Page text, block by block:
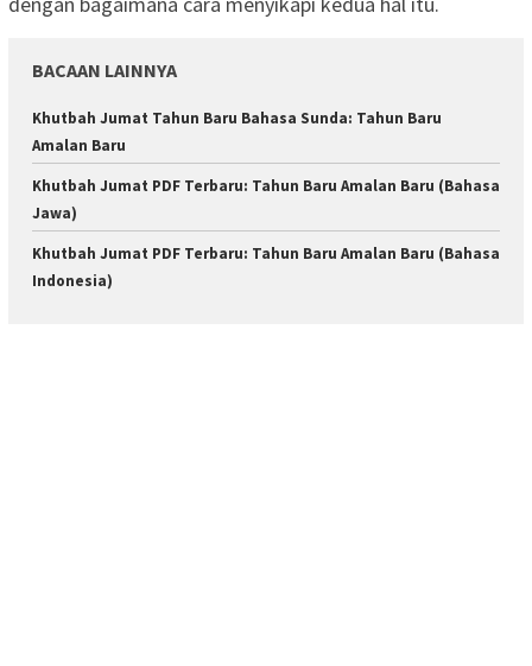
BACAAN LAINNYA
Khutbah Jumat Tahun Baru Bahasa Sunda: Tahun Baru
Amalan Baru
Khutbah Jumat PDF Terbaru: Tahun Baru Amalan Baru (Bahasa
Jawa)
Khutbah Jumat PDF Terbaru: Tahun Baru Amalan Baru (Bahasa
Indonesia)